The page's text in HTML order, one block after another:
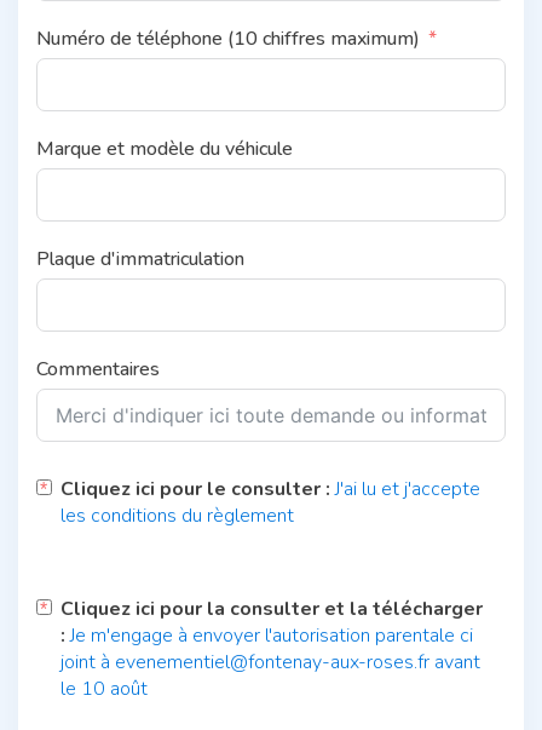
Numéro de téléphone (10 chiffres maximum)
Marque et modèle du véhicule
Plaque d'immatriculation
Commentaires
Cliquez ici pour le consulter :J'ai lu et j'accepte
les conditions du règlement
Cliquez ici pour la consulter et la télécharger
:Je m'engage à envoyer l'autorisation parentale ci
joint à evenementiel@fontenay-aux-roses.fr avant
le 10 août